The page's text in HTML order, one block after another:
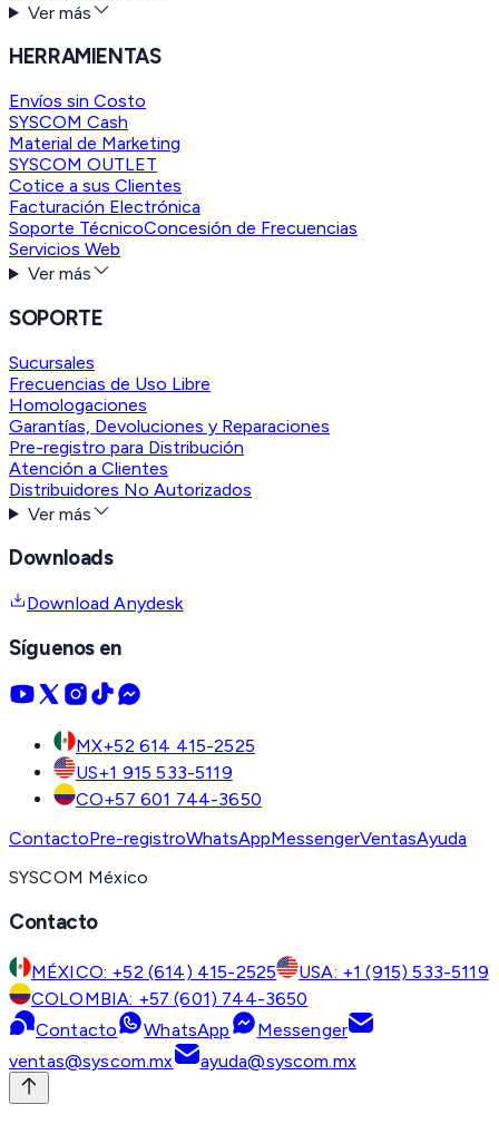
Ver más
HERRAMIENTAS
Envíos sin Costo
SYSCOM Cash
Material de Marketing
SYSCOM OUTLET
Cotice a sus Clientes
Facturación Electrónica
Soporte TécnicoConcesión de Frecuencias
Servicios Web
Ver más
SOPORTE
Sucursales
Frecuencias de Uso Libre
Homologaciones
Garantías, Devoluciones y Reparaciones
Pre-registro para Distribución
Atención a Clientes
Distribuidores No Autorizados
Ver más
Downloads
Download Anydesk
Síguenos en
MX+52 614 415-2525
US+1 915 533-5119
CO+57 601 744-3650
ContactoPre-registroWhatsAppMessengerVentasAyuda
SYSCOM México
Contacto
MÉXICO: +52 (614) 415-2525
USA: +1 (915) 533-5119
COLOMBIA: +57 (601) 744-3650
Contacto
WhatsApp
Messenger
ventas@syscom.mx
ayuda@syscom.mx